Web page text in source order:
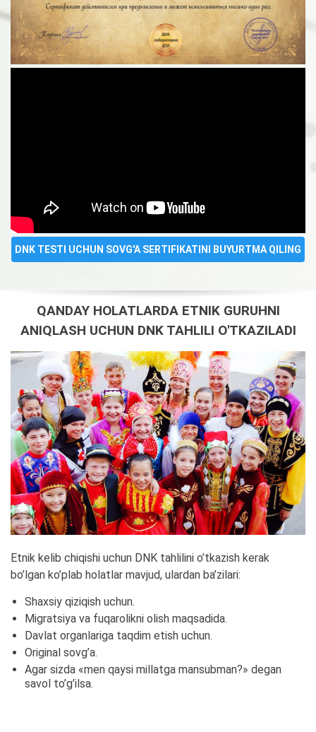
DNK TESTI UCHUN SOVG'A SERTIFIKATINI BUYURTMA QILING
QANDAY HOLATLARDA ETNIK GURUHNI
ANIQLASH UCHUN DNK TAHLILI O'TKAZILADI
Etnik kelib chiqishi uchun DNK tahlilini o’tkazish kerak
bo’lgan ko’plab holatlar mavjud, ulardan ba’zilari:
Shaxsiy qiziqish uchun.
Migratsiya va fuqarolikni olish maqsadida.
Davlat organlariga taqdim etish uchun.
Original sovg’a.
Agar sizda «men qaysi millatga mansubman?» degan
savol to’g’ilsa.